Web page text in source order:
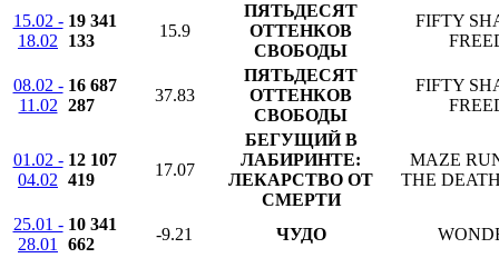
15.02 -
18.02
19 341
133
15.9
ПЯТЬДЕСЯТ
ОТТЕНКОВ
СВОБОДЫ
FIFTY
08.02 -
11.02
16 687
287
37.83
ПЯТЬДЕСЯТ
ОТТЕНКОВ
СВОБОДЫ
FIFTY
01.02 -
04.02
12 107
419
17.07
БЕГУЩИЙ В
ЛАБИРИНТЕ:
ЛЕКАРСТВО ОТ
СМЕРТИ
MAZE
THE
25.01 -
28.01
10 341
662
-9.21 ЧУДО